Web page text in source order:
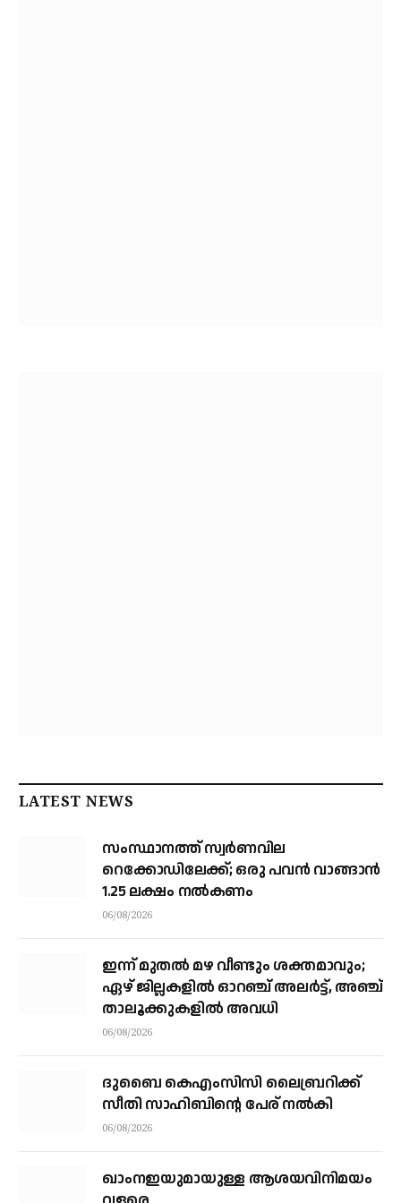
LATEST NEWS
സംസ്ഥാനത്ത് സ്വര്‍ണവില
റെക്കോഡിലേക്ക്; ഒരു പവന്‍ വാങ്ങാന്‍
1.25 ലക്ഷം നല്‍കണം
06/08/2026
ഇന്ന് മുതല്‍ മഴ വീണ്ടും ശക്തമാവും;
ഏഴ് ജില്ലകളില്‍ ഓറഞ്ച് അലര്‍ട്ട്, അഞ്ച്
താലൂക്കുകളില്‍ അവധി
06/08/2026
ദുബൈ കെഎംസിസി ലൈബ്രറിക്ക്
സീതി സാഹിബിന്റെ പേര് നല്‍കി
06/08/2026
ഖാംനഇയുമായുള്ള ആശയവിനിമയം